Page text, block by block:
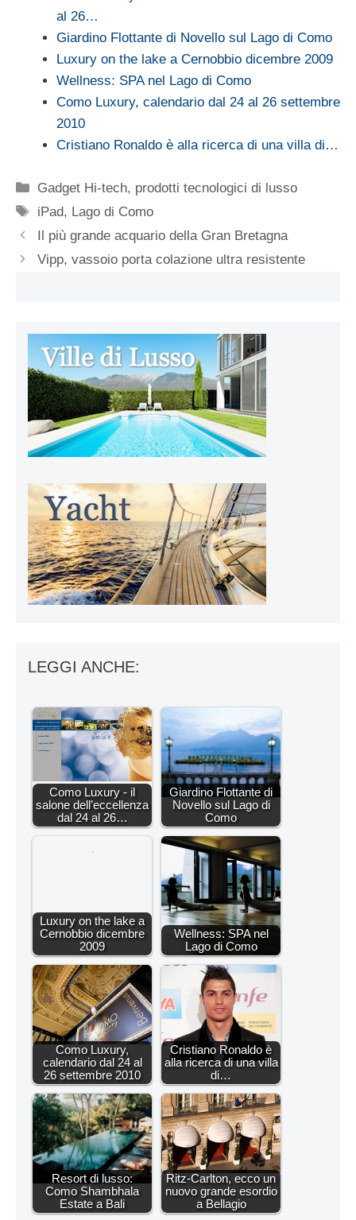
al 26…
Giardino Flottante di Novello sul Lago di Como
Luxury on the lake a Cernobbio dicembre 2009
Wellness: SPA nel Lago di Como
Como Luxury, calendario dal 24 al 26 settembre
2010
Cristiano Ronaldo è alla ricerca di una villa di…
Categorie
Gadget Hi-tech, prodotti tecnologici di lusso
Tag
iPad, Lago di Como
Il più grande acquario della Gran Bretagna
Vipp, vassoio porta colazione ultra resistente
LEGGI ANCHE:
Como Luxury - il
salone dell’eccellenza
dal 24 al 26…
Giardino Flottante di
Novello sul Lago di
Como
Luxury on the lake a
Cernobbio dicembre
2009
Wellness: SPA nel
Lago di Como
Como Luxury,
calendario dal 24 al
26 settembre 2010
Cristiano Ronaldo è
alla ricerca di una villa
di…
Resort di lusso:
Como Shambhala
Estate a Bali
Ritz-Carlton, ecco un
nuovo grande esordio
a Bellagio